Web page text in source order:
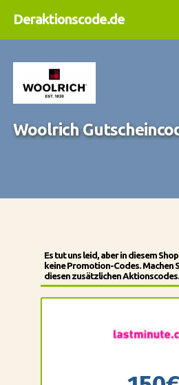
Deraktionscode.de
Woolrich
Es tut uns leid, aber in diesem
keine Promotion-Codes. Machen
diesen zusätzlichen Aktionscodes.